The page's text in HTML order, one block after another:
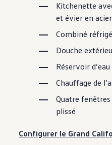
Kitchenette
et évier en
Combiné
Douche
Réservoir
Chauffage de
Quatre
plissé
Configurer le Grand